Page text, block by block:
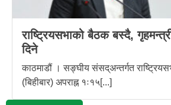
राष्ट्रियसभाको बैठक बस्दै,
दिने
काठमाडौं । सङ्घीय संसद्अन्तर्गत
(बिहीबार) अपराह्न १ः१५[...]